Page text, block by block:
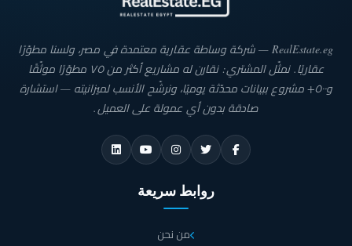
RealEstate.eg — شركة وساطة عقارية معتمدة في مصر، ولسنا مطوّرًا
عقاريًا. نمثّل المشتري: نقارن له مشاريع أكثر من ٧٥ مطوّرًا موثّقًا
و٥٠٠+ مشروع ببيانات محدّثة يوميًا، ونرشّح الأنسب لميزانيته — استشارة
صادقة بدون أي عمولة على العميل.
روابط سريعة
من نحن